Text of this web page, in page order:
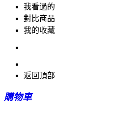
我看過的
對比商品
我的收藏
返回頂部
購物車